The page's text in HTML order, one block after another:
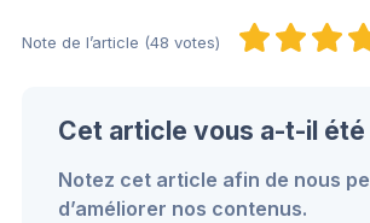
Note de l’article (48 votes)
Cet article vous a-t-il été
Notez cet article afin de nous
d’améliorer nos contenus.